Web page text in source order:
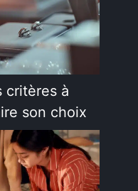
critères à
son choix